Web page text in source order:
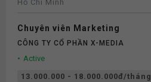
Hồ Chí Minh
Chuyên viên Marketing
CÔNG TY CỔ PHẦN X-MEDIA
Active
13.000.000 - 18.000.000đ/tháng